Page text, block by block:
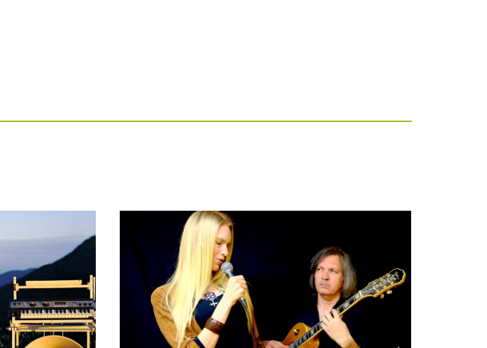
Liza
Música al Parc: Punch
Trio vs. Samuel Marthe